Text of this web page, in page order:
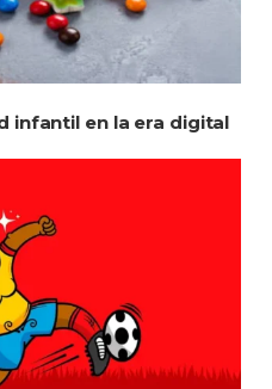
infantil en la era digital